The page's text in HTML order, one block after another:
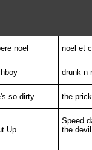
noel noel et
drunk n
so dirty the prick
Up
Speed
the devil